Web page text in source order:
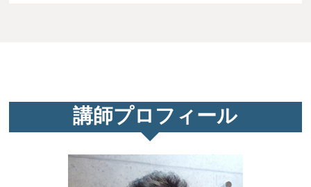
講師プロフィール